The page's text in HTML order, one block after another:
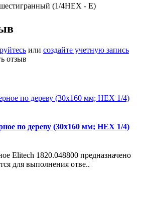
(1/4HEX - E)
или создайте учетную запись
отзыв
по дереву (30х160 мм; HEX 1/4)
Elitech 1820.048800 предназначено
для выполнения отве..